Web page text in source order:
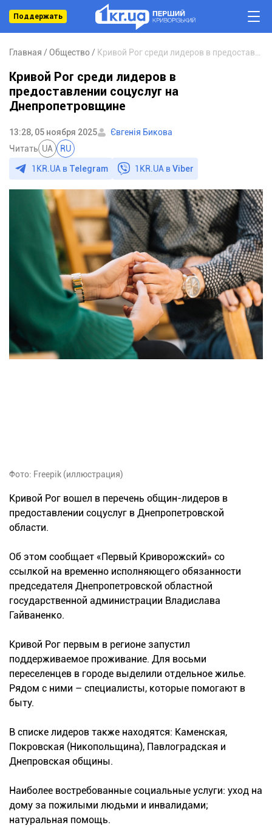
Поддержать
Главная Общество
Кривой Рог среди лидеров в
предоставлении соцуслуг на
Днепропетровщине
13:28, 05 ноября 2025
Євгенія Бикова
Читать UA RU
1KR.UA в Telegram 1KR.UA вViber
Фото: Freepik (иллюстрация)
Кривой Рог вошел в перечень общин-лидеров в
предоставлении соцуслуг в Днепропетровской
области.
Об этом сообщает «Первый Криворожский» со
ссылкой на временно исполняющего обязанности
председателя Днепропетровской областной
государственной администрации Владислава
Гайваненко.
Кривой Рог первым в регионе запустил
поддерживаемое проживание. Для восьми
переселенцев в городе выделили отдельное жилье.
Рядом с ними – специалисты, которые помогают в
быту.
В списке лидеров также находятся: Каменская,
Покровская (Никопольщина), Павлоградская и
Днепровская общины.
Наиболее востребованные социальные услуги: уход на
дому за пожилыми людьми и инвалидами;
натуральная помощь.